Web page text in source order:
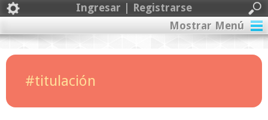
Ingresar | Registrarse
Mostrar Menú
#titulación